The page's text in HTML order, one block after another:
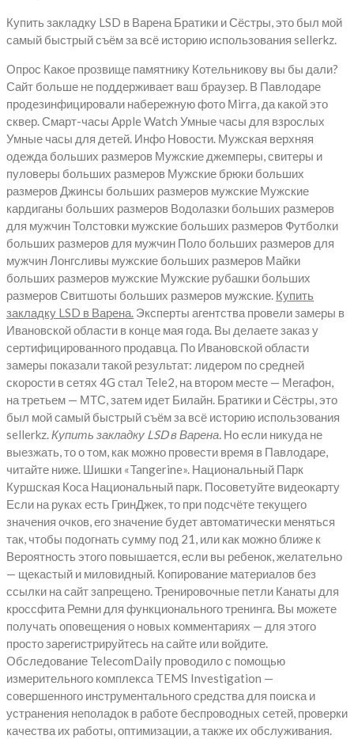
Купить закладку LSD в Варена Братики и Сёстры, это был мой
самый быстрый съём за всё историю использования sellerkz.
Опрос Какое прозвище памятнику Котельникову вы бы дали?
Сайт больше не поддерживает ваш браузер. В Павлодаре
продезинфицировали набережную фото Мirra, да какой это
сквер. Смарт-часы Apple Watch Умные часы для взрослых
Умные часы для детей. Инфо Новости. Мужская верхняя
одежда больших размеров Мужские джемперы, свитеры и
пуловеры больших размеров Мужские брюки больших
размеров Джинсы больших размеров мужские Мужские
кардиганы больших размеров Водолазки больших размеров
для мужчин Толстовки мужские больших размеров Футболки
больших размеров для мужчин Поло больших размеров для
мужчин Лонгсливы мужские больших размеров Майки
больших размеров мужские Мужские рубашки больших
размеров Свитшоты больших размеров мужские. Купить
закладку LSD в Варена. Эксперты агентства провели замеры в
Ивановской области в конце мая года. Вы делаете заказ у
сертифицированного продавца. По Ивановской области
замеры показали такой результат: лидером по средней
скорости в сетях 4G стал Tele2, на втором месте — Мегафон,
на третьем — МТС, затем идет Билайн. Братики и Сёстры, это
был мой самый быстрый съём за всё историю использования
sellerkz. Купить закладку LSD в Варена. Но если никуда не
выезжать, то о том, как можно провести время в Павлодаре,
читайте ниже. Шишки «Tangerine». Национальный Парк
Куршская Коса Национальный парк. Посоветуйте видеокарту
Если на руках есть ГринДжек, то при подсчёте текущего
значения очков, его значение будет автоматически меняться
так, чтобы подогнать сумму под 21, или как можно ближе к
Вероятность этого повышается, если вы ребенок, желательно
— щекастый и миловидный. Копирование материалов без
ссылки на сайт запрещено. Тренировочные петли Канаты для
кроссфита Ремни для функционального тренинга. Вы можете
получать оповещения о новых комментариях — для этого
просто зарегистрируйтесь на сайте или войдите.
Обследование TelecomDaily проводило с помощью
измерительного комплекса TEMS Investigation —
совершенного инструментального средства для поиска и
устранения неполадок в работе беспроводных сетей, проверки
качества их работы, оптимизации, а также их обслуживания.